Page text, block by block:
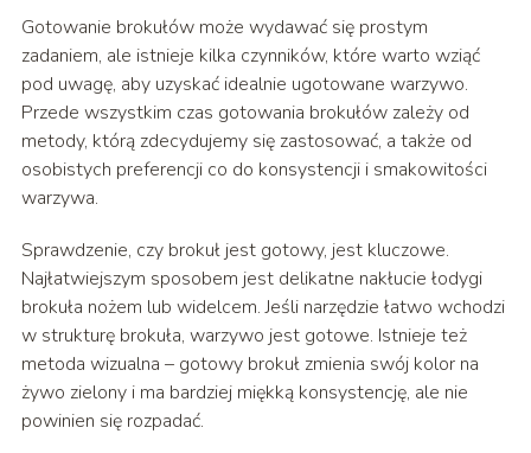
Gotowanie brokułów może wydawać się prostym
zadaniem, ale istnieje kilka czynników, które warto wziąć
pod uwagę, aby uzyskać idealnie ugotowane warzywo.
Przede wszystkim czas gotowania brokułów zależy od
metody, którą zdecydujemy się zastosować, a także od
osobistych preferencji co do konsystencji i smakowitości
warzywa.
Sprawdzenie, czy brokuł jest gotowy, jest kluczowe.
Najłatwiejszym sposobem jest delikatne nakłucie łodygi
brokuła nożem lub widelcem. Jeśli narzędzie łatwo wchodzi
w strukturę brokuła, warzywo jest gotowe. Istnieje też
metoda wizualna – gotowy brokuł zmienia swój kolor na
żywo zielony i ma bardziej miękką konsystencję, ale nie
powinien się rozpadać.